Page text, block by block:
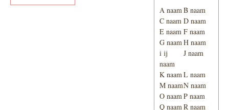
A naamB naam
C naam D naam
E naam F naam
G naamH naam
i ij
naam
J naam
K naamL naam
M naamN naam
O naamP naam
Q naamR naam